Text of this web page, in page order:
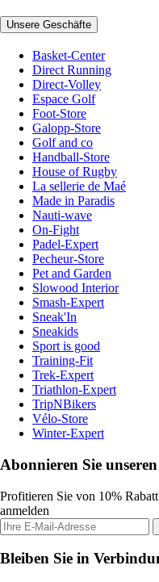
Unsere Geschäfte
Basket-Center
Direct Running
Direct-Volley
Espace Golf
Foot-Store
Galopp-Store
Golf and co
Handball-Store
House of Rugby
La sellerie de Maé
Made in Paradis
Nauti-wave
On-Fight
Padel-Expert
Pecheur-Store
Pet and Garden
Slowood Interior
Smash-Expert
Sneak'In
Sneakids
Sport is good
Training-Fit
Trek-Expert
Triathlon-Expert
TripNBikers
Vélo-Store
Winter-Expert
Abonnieren Sie
Profitieren Sie von 10%
anmelden
Bleiben Sie in